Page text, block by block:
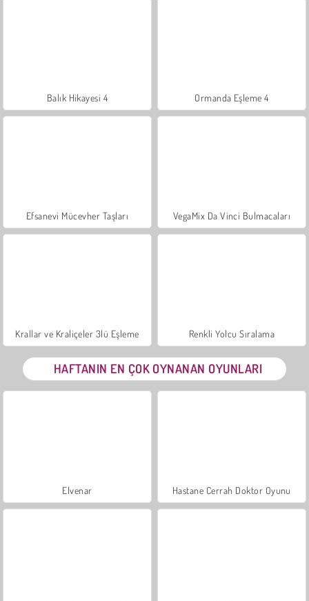
Balık Hikayesi 4 Ormanda Eşleme 4
Efsanevi Mücevher Taşları VegaMix Da Vinci Bulmacaları
Krallar ve Kraliçeler 3lü Eşleme Renkli Yolcu Sıralama
HAFTANIN EN ÇOK OYNANAN OYUNLARI
Elvenar Hastane Cerrah Doktor Oyunu